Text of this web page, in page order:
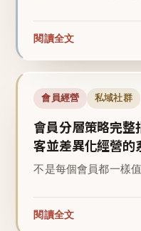
閱讀全文
會員經營 私域社群
會員分層策略完
客並差異化經營的
不是每個會員都一樣
閱讀全文